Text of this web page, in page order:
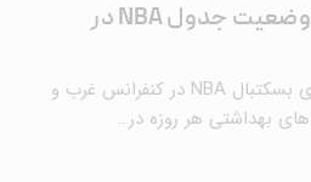
اخبار بسکتبال | آخرین وضعیت جدول NBA در
به گزارش بسکتفا – رقابت‌های بسکتبال NBA در کنفرانس غرب و
بهداشتی هر روزه در…